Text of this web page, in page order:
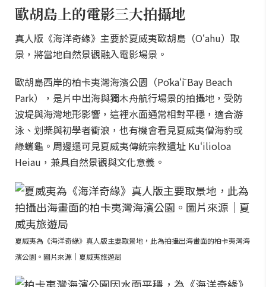
歐胡島上的電影三大拍攝地
真人版《海洋奇緣》主要於夏威夷歐胡島（Oʻahu）取
景，將當地自然景觀融入電影場景。
歐胡島西岸的柏卡夷灣海濱公園（Pōkaʻī Bay Beach
Park），是片中出海與獨木舟航行場景的拍攝地，受防
波堤與海灣地形影響，這裡水面通常相對平穩，適合游
泳、划槳與初學者衝浪，也有機會看見夏威夷僧海豹或
綠蠵龜。周邊還可見夏威夷傳統宗教遺址 Kuʻilioloa
Heiau，兼具自然景觀與文化意義。
夏威夷為《海洋奇緣》真人版主要取景地，此為拍攝出海畫面的柏卡夷灣海
濱公園。圖片來源｜夏威夷旅遊局